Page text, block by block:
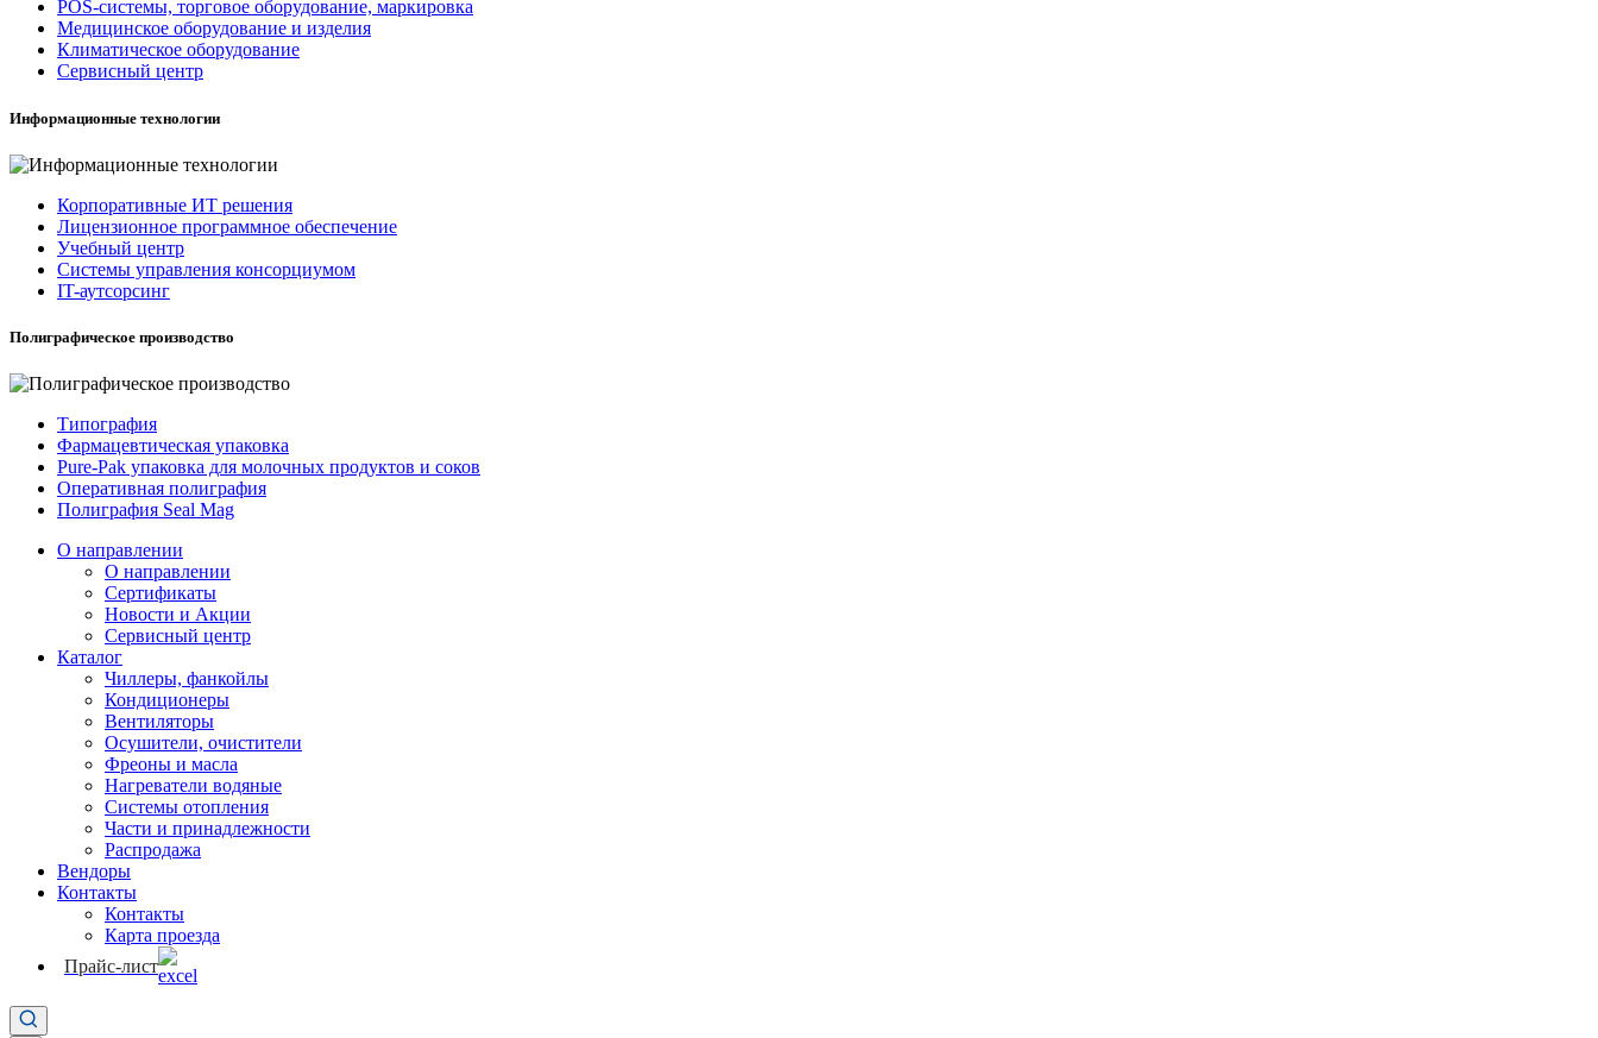
POS-системы, торговое оборудование, маркировка
Медицинское оборудование и изделия
Климатическое оборудование
Сервисный центр
Информационные технологии
Корпоративные ИТ решения
Лицензионное программное обеспечение
Учебный центр
Системы управления консорциумом
IT-аутсорсинг
Полиграфическое производство
Типография
Фармацевтическая упаковка
Pure-Pak упаковка для молочных продуктов и соков
Оперативная полиграфия
Полиграфия Seal Mag
О направлении
О направлении
Сертификаты
Новости и Акции
Сервисный центр
Каталог
Чиллеры, фанкойлы
Кондиционеры
Вентиляторы
Осушители, очистители
Фреоны и масла
Нагреватели водяные
Системы отопления
Части и принадлежности
Раcпродажа
Вендоры
Контакты
Контакты
Карта проезда
Прайс-лист